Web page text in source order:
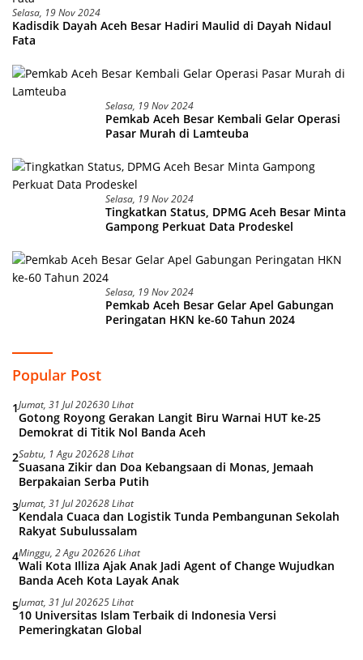
Selasa, 19 Nov 2024
Kadisdik Dayah Aceh Besar Hadiri Maulid di Dayah Nidaul
Fata
Selasa, 19 Nov 2024
Pemkab Aceh Besar Kembali Gelar Operasi
Pasar Murah di Lamteuba
Selasa, 19 Nov 2024
Tingkatkan Status, DPMG Aceh Besar Minta
Gampong Perkuat Data Prodeskel
Selasa, 19 Nov 2024
Pemkab Aceh Besar Gelar Apel Gabungan
Peringatan HKN ke-60 Tahun 2024
Popular Post
1Jumat, 31 Jul 202630 Lihat
Gotong Royong Gerakan Langit Biru Warnai HUT ke-25
Demokrat di Titik Nol Banda Aceh
2Sabtu, 1 Agu 202628 Lihat
Suasana Zikir dan Doa Kebangsaan di Monas, Jemaah
Berpakaian Serba Putih
3Jumat, 31 Jul 202628 Lihat
Kendala Cuaca dan Logistik Tunda Pembangunan Sekolah
Rakyat Subulussalam
4Minggu, 2 Agu 202626 Lihat
Wali Kota Illiza Ajak Anak Jadi Agent of Change Wujudkan
Banda Aceh Kota Layak Anak
5Jumat, 31 Jul 202625 Lihat
10 Universitas Islam Terbaik di Indonesia Versi
Pemeringkatan Global